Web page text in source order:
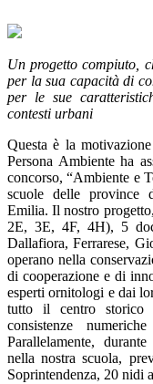
Un progetto compiuto,
per la sua capacità di
per le sue
contesti urbani
Questa è la
Persona Ambiente ha
concorso, “Ambiente e
scuole delle province
Emilia. Il nostro
2E, 3E, 4F, 4H), 5
Dallafiora, Ferrarese,
operano nella
di cooperazione e di
esperti ornitologi e dai
tutto il centro storico
consistenze
Parallelamente,
nella nostra scuola,
Soprintendenza, 20 nidi